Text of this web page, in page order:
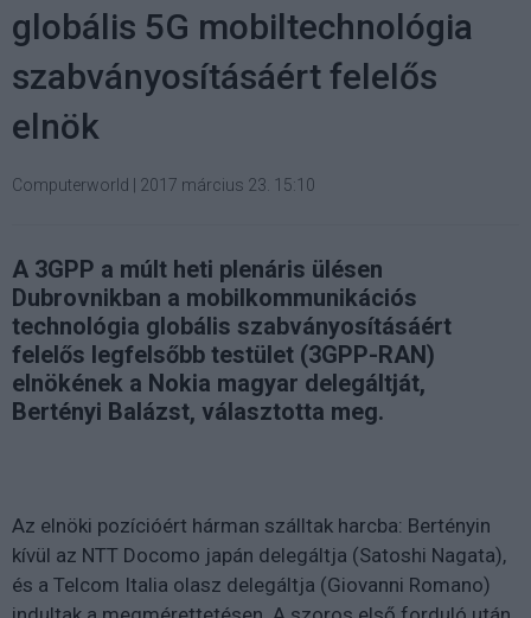
globális 5G mobiltechnológia
szabványosításáért felelős
elnök
Computerworld 2017 március 23. 15:10
A 3GPP a múlt heti plenáris ülésen
Dubrovnikban a mobilkommunikációs
technológia globális szabványosításáért
felelős legfelsőbb testület (3GPP-RAN)
elnökének a Nokia magyar delegáltját,
Bertényi Balázst, választotta meg.
Az elnöki pozícióért hárman szálltak harcba: Bertényin
kívül az NTT Docomo japán delegáltja (Satoshi Nagata),
és a Telcom Italia olasz delegáltja (Giovanni Romano)